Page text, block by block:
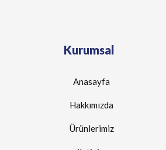
Kurumsal
Anasayfa
Hakkımızda
Ürünlerimiz